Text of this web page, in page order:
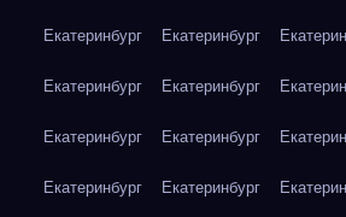
Екатеринбург Екатеринбург
Екатеринбург Екатеринбург
Екатеринбург Екатеринбург
Екатеринбург Екатеринбург